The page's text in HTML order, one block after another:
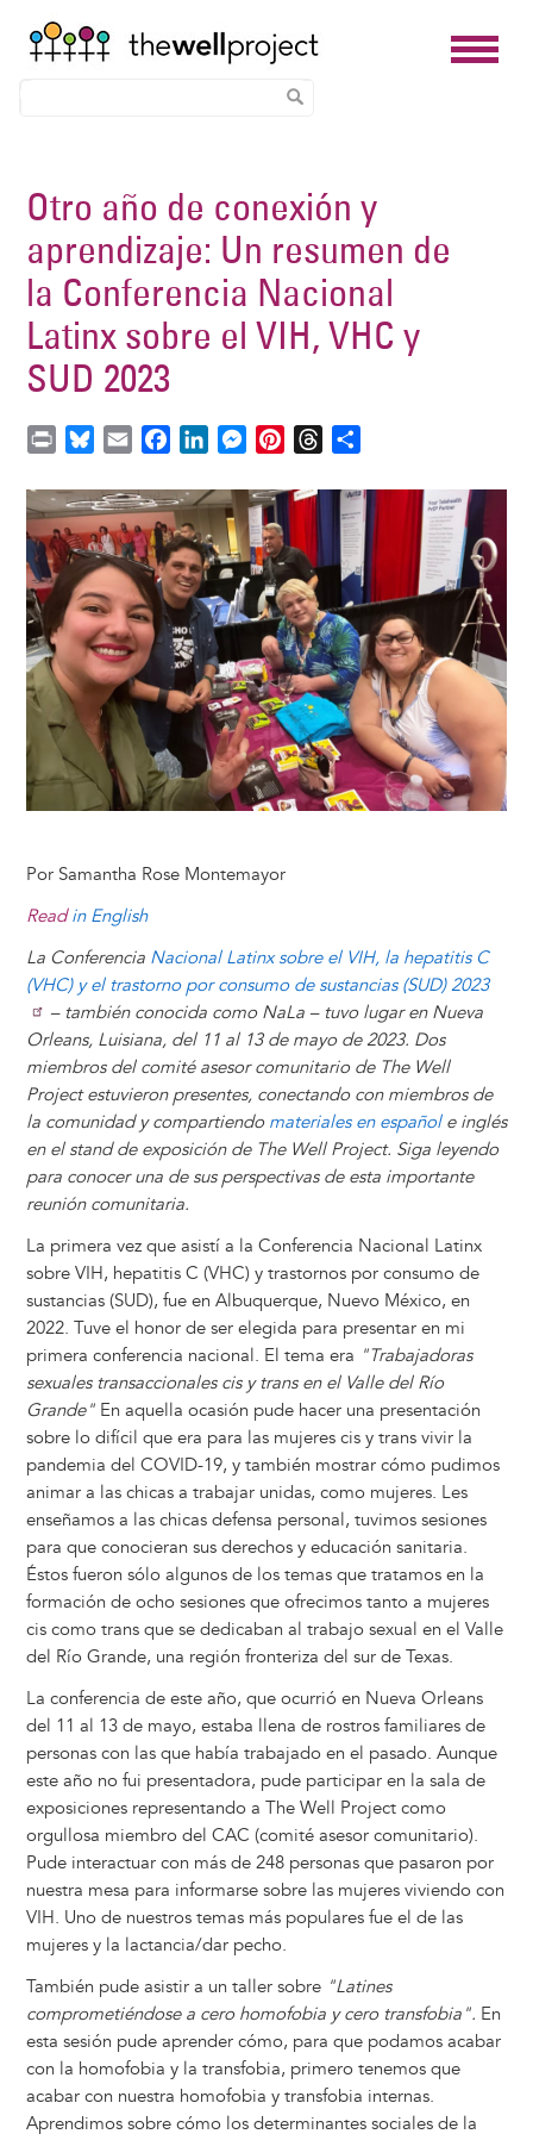
main
content
Otro año de conexión y
aprendizaje: Un resumen de
la Conferencia Nacional
Latinx sobre el VIH, VHC y
SUD 2023
i
n
t
u
e
s
k
y
a
i
l
c
e
b
o
o
k
n
k
e
d
I
n
M
s
s
e
n
g
r
n
t
e
r
e
s
t
r
s
a
r
e
Image
Por Samantha Rose Montemayor
Readin English
La Conferencia Nacional Latinx sobre el VIH, la hepatitis C
(VHC) y el trastorno por consumo de sustancias (SUD) 2023
– también conocida como NaLa – tuvo lugar en Nueva
Orleans, Luisiana, del 11 al 13 de mayo de 2023. Dos
miembros del comité asesor comunitario de The Well
Project estuvieron presentes, conectando con miembros de
la comunidad y compartiendo materiales en españole inglés
en el stand de exposición de The Well Project. Siga leyendo
para conocer una de sus perspectivas de esta importante
reunión comunitaria.
La primera vez que asistí a la Conferencia Nacional Latinx
sobre VIH, hepatitis C (VHC) y trastornos por consumo de
sustancias (SUD), fue en Albuquerque, Nuevo México, en
2022. Tuve el honor de ser elegida para presentar en mi
primera conferencia nacional. El tema era "Trabajadoras
sexuales transaccionales cis y trans en el Valle del Río
Grande"En aquella ocasión pude hacer una presentación
sobre lo difícil que era para las mujeres cis y trans vivir la
pandemia del COVID-19, y también mostrar cómo pudimos
animar a las chicas a trabajar unidas, como mujeres. Les
enseñamos a las chicas defensa personal, tuvimos sesiones
para que conocieran sus derechos y educación sanitaria.
Éstos fueron sólo algunos de los temas que tratamos en la
formación de ocho sesiones que ofrecimos tanto a mujeres
cis como trans que se dedicaban al trabajo sexual en el Valle
del Río Grande, una región fronteriza del sur de Texas.
La conferencia de este año, que ocurrió en Nueva Orleans
del 11 al 13 de mayo, estaba llena de rostros familiares de
personas con las que había trabajado en el pasado. Aunque
este año no fui presentadora, pude participar en la sala de
exposiciones representando a The Well Project como
orgullosa miembro del CAC (comité asesor comunitario).
Pude interactuar con más de 248 personas que pasaron por
nuestra mesa para informarse sobre las mujeres viviendo con
VIH. Uno de nuestros temas más populares fue el de las
mujeres y la lactancia/dar pecho.
También pude asistir a un taller sobre "Latines
comprometiéndose a cero homofobia y cero transfobia". En
esta sesión pude aprender cómo, para que podamos acabar
con la homofobia y la transfobia, primero tenemos que
acabar con nuestra homofobia y transfobia internas.
Aprendimos sobre cómo los determinantes sociales de la